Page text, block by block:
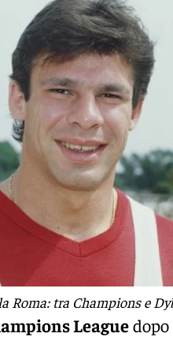
Roma: tra Champions e
League